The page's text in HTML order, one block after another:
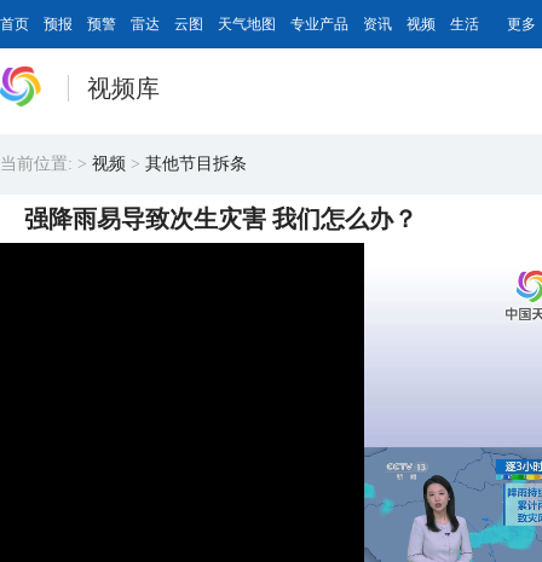
首页 预报 预警 雷达 云图 天气地图 专业产品 资讯 视频 生活 更多
视频库
当前位置: > 视频 > 其他节目拆条
强降雨易导致次生灾害 我们怎么办？